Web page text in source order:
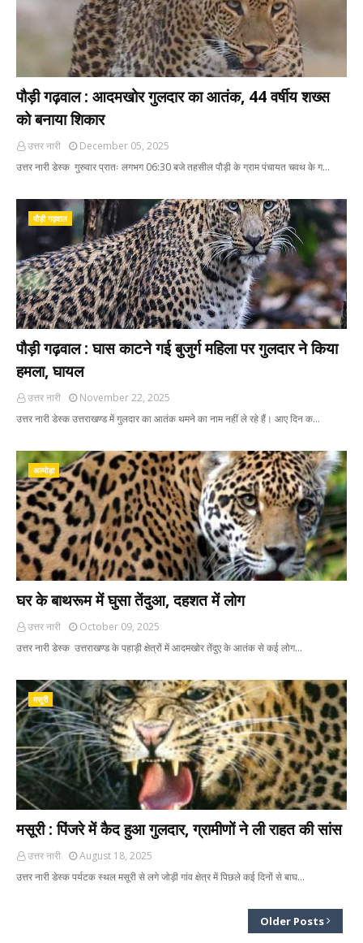
पौड़ी गढ़वाल : आदमखोर गुलदार का आतंक, 44 वर्षीय शख्स
को बनाया शिकार
उत्तर नारी
December 05, 2025
उत्तर नारी डेस्क गुरुवार प्रातः लगभग 06:30 बजे तहसील पौड़ी के ग्राम पंचायत चवथ के ग…
पौड़ी गढ़वाल
पौड़ी गढ़वाल : घास काटने गई बुजुर्ग महिला पर गुलदार ने किया
हमला, घायल
उत्तर नारी
November 22, 2025
उत्तर नारी डेस्क उत्तराखण्ड में गुलदार का आतंक थमने का नाम नहीं ले रहे हैं। आए दिन क…
अल्‍मोड़ा
घर के बाथरूम में घुसा तेंदुआ, दहशत में लोग
उत्तर नारी
October 09, 2025
उत्तर नारी डेस्क उत्तराखण्ड के पहाड़ी क्षेत्रों में आदमखोर तेंदुए के आतंक से कई लोग…
मसूरी
मसूरी : पिंजरे में कैद हुआ गुलदार, ग्रामीणों ने ली राहत की सांस
उत्तर नारी
August 18, 2025
उत्तर नारी डेस्क पर्यटक स्थल मसूरी से लगे जोड़ी गांव क्षेत्र में पिछले कई दिनों से बाघ…
Older Posts